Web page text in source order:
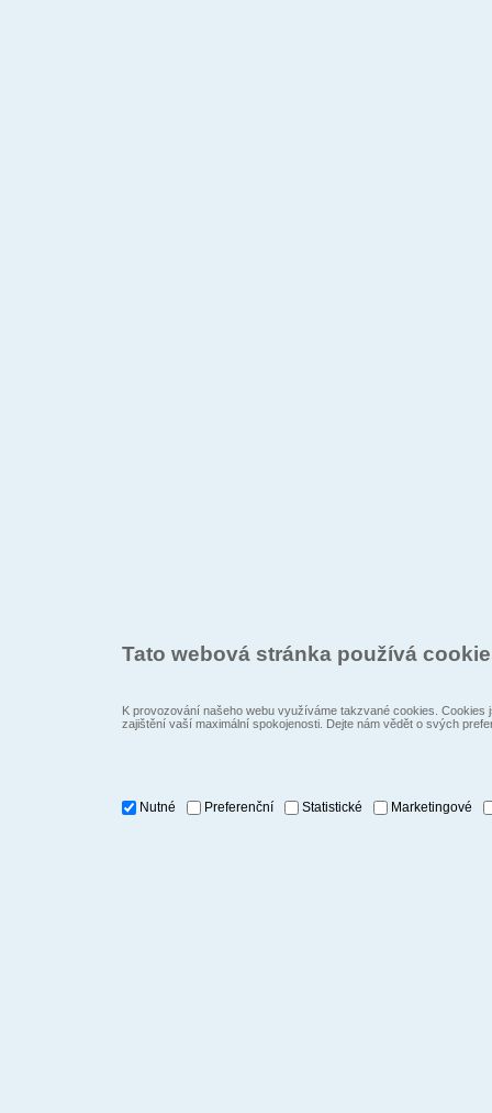
Tato webová stránka používá
K provozování našeho webu využíváme takzvané cookies.
zajištění vaší maximální spokojenosti. Dejte nám vědět o svých
Nutné Preferenční Statistické Marketingové